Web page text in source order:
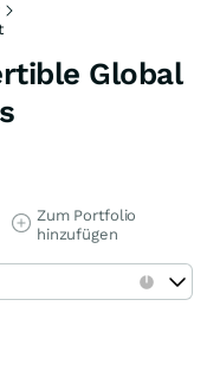
Global
Zum Portfolio
hinzufügen